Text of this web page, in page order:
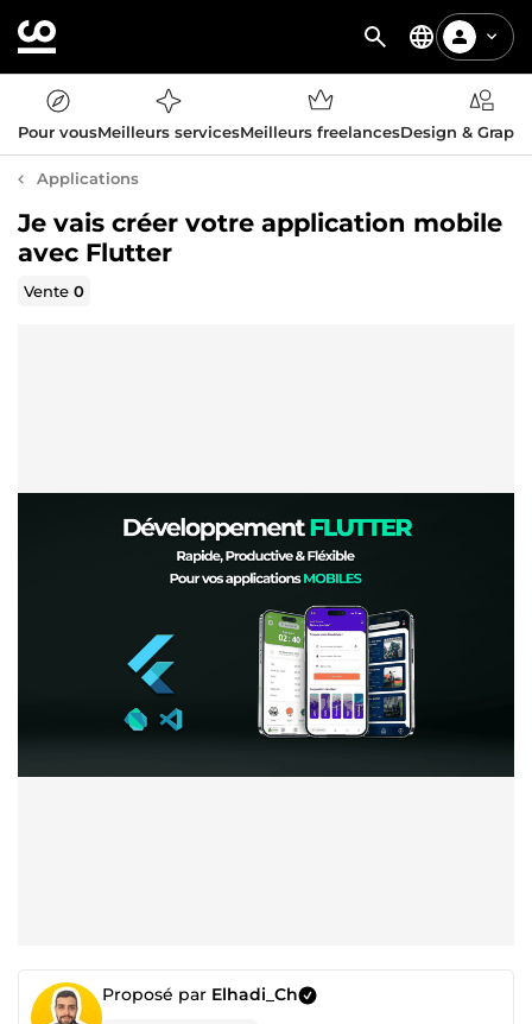
Pour vousMeilleurs servicesMeilleurs freelancesDesign &
Applications
Je vais créer votre application mobile
avec Flutter
Vente0
Proposé par Elhadi_Ch